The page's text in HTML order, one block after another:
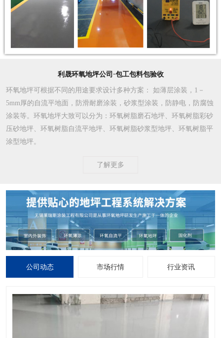
利晟环氧地坪公司·包工包料包验收
环氧地坪可根据不同的用途要求设计多种方案 ： 如薄层涂装，1－
5mm厚的自流平地面，防滑耐磨涂装，砂浆型涂装，防静电，防腐蚀
涂装等。环氧地坪大致可以分为：环氧树脂磨石地坪、环氧树脂彩砂
压砂地坪、环氧树脂自流平地坪、环氧树脂砂浆型地坪、环氧树脂平
涂型地坪。
了解更多
公司动态 市场行情 行业资讯